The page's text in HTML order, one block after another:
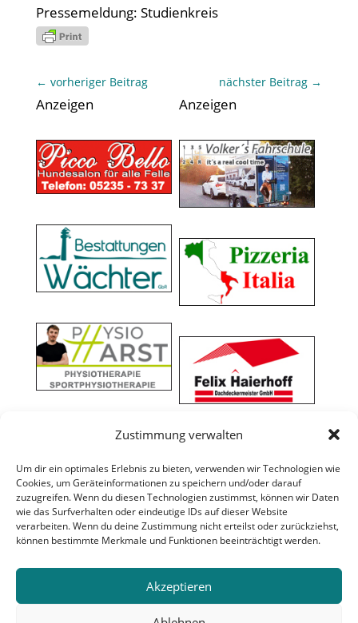
Zustimmung verwalten
Um dir ein optimales Erlebnis zu bieten, verwenden wir Technologien wie
Cookies, um Geräteinformationen zu speichern und/oder darauf
zuzugreifen. Wenn du diesen Technologien zustimmst, können wir Daten
wie das Surfverhalten oder eindeutige IDs auf dieser Website
verarbeiten. Wenn du deine Zustimmung nicht erteilst oder zurückziehst,
können bestimmte Merkmale und Funktionen beeinträchtigt werden.
Akzeptieren
Pressemeldung: Studienkreis
← vorheriger Beitrag nächster Beitrag →
Anzeigen Anzeigen